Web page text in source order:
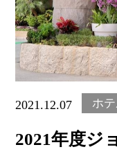
Home
2021.12.07 ホ
2021年度